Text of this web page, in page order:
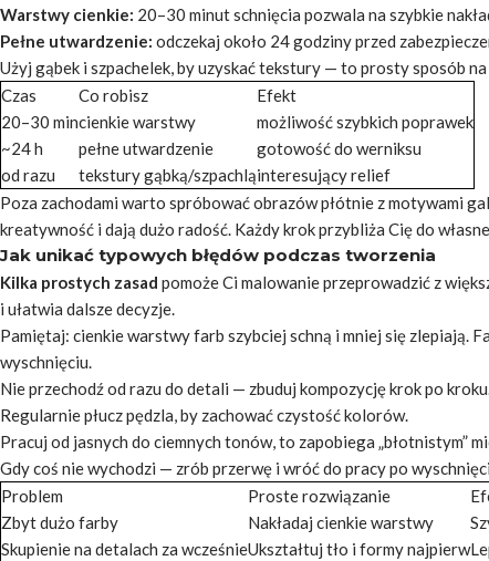
Warstwy cienkie: 20–30 minut schnięcia pozwala na szybkie
Pełne utwardzenie: odczekaj około 24 godziny przed
Użyj gąbek i szpachelek, by uzyskać tekstury — to prosty sposób
Czas
Co robisz
Efekt
20–30 mincienkie warstwy
możliwość szybkich poprawek
~24 h
pełne utwardzenie
gotowość do werniksu
od razu
tekstury gąbką/szpachląinteresujący relief
Poza zachodami warto spróbować obrazów płótnie z motywami
kreatywność i dają dużo radość. Każdy krok przybliża Cię do
Jak unikać typowych błędów podczas tworzenia
Kilka prostych zasad pomoże Ci malowanie przeprowadzić z
i ułatwia dalsze decyzje.
Pamiętaj: cienkie warstwy farb szybciej schną i mniej się zlepiają.
wyschnięciu.
Nie przechodź od razu do detali — zbuduj kompozycję krok po
Regularnie płucz pędzla, by zachować czystość kolorów.
Pracuj od jasnych do ciemnych tonów, to zapobiega „błotnistym”
Gdy coś nie wychodzi — zrób przerwę i wróć do pracy po
Problem
Proste rozwiązanie
Zbyt dużo farby
Nakładaj cienkie warstwy
Skupienie na detalach za wcześnieUkształtuj tło i formy najpierw